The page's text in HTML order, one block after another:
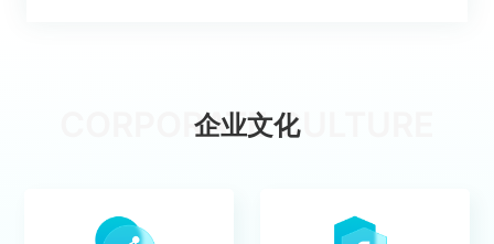
CORPORATE CULTURE
企业文化